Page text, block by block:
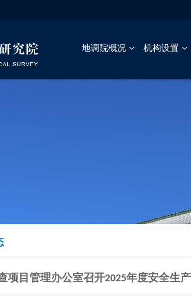
地调院概况 机构设置
项目管理办公室召开2025年度安全生